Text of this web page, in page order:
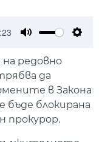
редовно
да
в Закона
бъде блокирана
прокурор.